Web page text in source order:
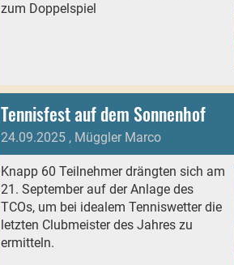
zum Doppelspiel
Tennisfest auf dem Sonnenhof
24.09.2025, Müggler Marco
Knapp 60 Teilnehmer drängten sich am
21. September auf der Anlage des
TCOs, um bei idealem Tenniswetter die
letzten Clubmeister des Jahres zu
ermitteln.